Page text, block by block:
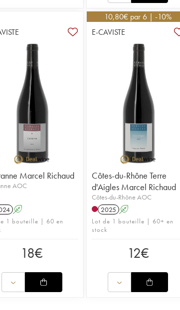
Marcel Richaud
AOC
A
1 bouteille | 60 en
18€
10,80€ par 6 | -10%
E-CAVISTE
Côtes-du-Rhône Terre
d'Aigles Marcel Richaud
Côtes-du-Rhône AOC
2025 A
Lot de 1 bouteille | 60+ en
stock
12€